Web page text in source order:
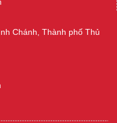
Chánh, Thành phố Thủ